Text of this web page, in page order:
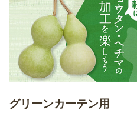
グリーンカーテン用